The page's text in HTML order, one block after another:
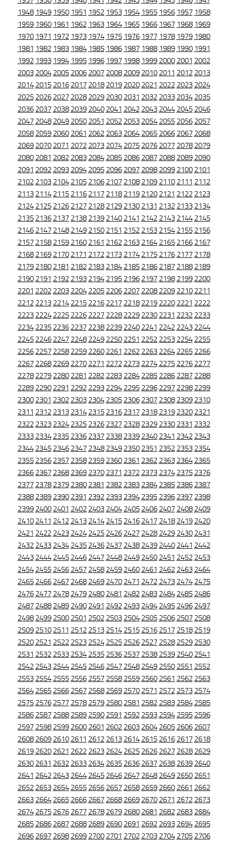
1948 1949 1950 1951 1952 1953 1954 1955 1956 1957 1958
1959 1960 1961 1962 1963 1964 1965 1966 1967 1968 1969
1970 1971 1972 1973 1974 1975 1976 1977 1978 1979 1980
1981 1982 1983 1984 1985 1986 1987 1988 1989 1990 1991
1992 1993 1994 1995 1996 1997 1998 1999 2000 2001 2002
2003 2004 2005 2006 2007 2008 2009 2010 2011 2012 2013
2014 2015 2016 2017 2018 2019 2020 2021 2022 2023 2024
2025 2026 2027 2028 2029 2030 2031 2032 2033 2034 2035
2036 2037 2038 2039 2040 2041 2042 2043 2044 2045 2046
2047 2048 2049 2050 2051 2052 2053 2054 2055 2056 2057
2058 2059 2060 2061 2062 2063 2064 2065 2066 2067 2068
2069 2070 2071 2072 2073 2074 2075 2076 2077 2078 2079
2080 2081 2082 2083 2084 2085 2086 2087 2088 2089 2090
2091 2092 2093 2094 2095 2096 2097 2098 2099 2100 2101
2102 2103 2104 2105 2106 2107 2108 2109 2110 2111 2112
2113 2114 2115 2116 2117 2118 2119 2120 2121 2122 2123
2124 2125 2126 2127 2128 2129 2130 2131 2132 2133 2134
2135 2136 2137 2138 2139 2140 2141 2142 2143 2144 2145
2146 2147 2148 2149 2150 2151 2152 2153 2154 2155 2156
2157 2158 2159 2160 2161 2162 2163 2164 2165 2166 2167
2168 2169 2170 2171 2172 2173 2174 2175 2176 2177 2178
2179 2180 2181 2182 2183 2184 2185 2186 2187 2188 2189
2190 2191 2192 2193 2194 2195 2196 2197 2198 2199 2200
2201 2202 2203 2204 2205 2206 2207 2208 2209 2210 2211
2212 2213 2214 2215 2216 2217 2218 2219 2220 2221 2222
2223 2224 2225 2226 2227 2228 2229 2230 2231 2232 2233
2234 2235 2236 2237 2238 2239 2240 2241 2242 2243 2244
2245 2246 2247 2248 2249 2250 2251 2252 2253 2254 2255
2256 2257 2258 2259 2260 2261 2262 2263 2264 2265 2266
2267 2268 2269 2270 2271 2272 2273 2274 2275 2276 2277
2278 2279 2280 2281 2282 2283 2284 2285 2286 2287 2288
2289 2290 2291 2292 2293 2294 2295 2296 2297 2298 2299
2300 2301 2302 2303 2304 2305 2306 2307 2308 2309 2310
2311 2312 2313 2314 2315 2316 2317 2318 2319 2320 2321
2322 2323 2324 2325 2326 2327 2328 2329 2330 2331 2332
2333 2334 2335 2336 2337 2338 2339 2340 2341 2342 2343
2344 2345 2346 2347 2348 2349 2350 2351 2352 2353 2354
2355 2356 2357 2358 2359 2360 2361 2362 2363 2364 2365
2366 2367 2368 2369 2370 2371 2372 2373 2374 2375 2376
2377 2378 2379 2380 2381 2382 2383 2384 2385 2386 2387
2388 2389 2390 2391 2392 2393 2394 2395 2396 2397 2398
2399 2400 2401 2402 2403 2404 2405 2406 2407 2408 2409
2410 2411 2412 2413 2414 2415 2416 2417 2418 2419 2420
2421 2422 2423 2424 2425 2426 2427 2428 2429 2430 2431
2432 2433 2434 2435 2436 2437 2438 2439 2440 2441 2442
2443 2444 2445 2446 2447 2448 2449 2450 2451 2452 2453
2454 2455 2456 2457 2458 2459 2460 2461 2462 2463 2464
2465 2466 2467 2468 2469 2470 2471 2472 2473 2474 2475
2476 2477 2478 2479 2480 2481 2482 2483 2484 2485 2486
2487 2488 2489 2490 2491 2492 2493 2494 2495 2496 2497
2498 2499 2500 2501 2502 2503 2504 2505 2506 2507 2508
2509 2510 2511 2512 2513 2514 2515 2516 2517 2518 2519
2520 2521 2522 2523 2524 2525 2526 2527 2528 2529 2530
2531 2532 2533 2534 2535 2536 2537 2538 2539 2540 2541
2542 2543 2544 2545 2546 2547 2548 2549 2550 2551 2552
2553 2554 2555 2556 2557 2558 2559 2560 2561 2562 2563
2564 2565 2566 2567 2568 2569 2570 2571 2572 2573 2574
2575 2576 2577 2578 2579 2580 2581 2582 2583 2584 2585
2586 2587 2588 2589 2590 2591 2592 2593 2594 2595 2596
2597 2598 2599 2600 2601 2602 2603 2604 2605 2606 2607
2608 2609 2610 2611 2612 2613 2614 2615 2616 2617 2618
2619 2620 2621 2622 2623 2624 2625 2626 2627 2628 2629
2630 2631 2632 2633 2634 2635 2636 2637 2638 2639 2640
2641 2642 2643 2644 2645 2646 2647 2648 2649 2650 2651
2652 2653 2654 2655 2656 2657 2658 2659 2660 2661 2662
2663 2664 2665 2666 2667 2668 2669 2670 2671 2672 2673
2674 2675 2676 2677 2678 2679 2680 2681 2682 2683 2684
2685 2686 2687 2688 2689 2690 2691 2692 2693 2694 2695
2696 2697 2698 2699 2700 2701 2702 2703 2704 2705 2706